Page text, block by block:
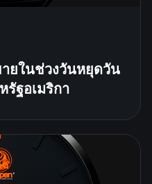
ายในช่วงวันหยุดวัน
รัฐอเมริกา